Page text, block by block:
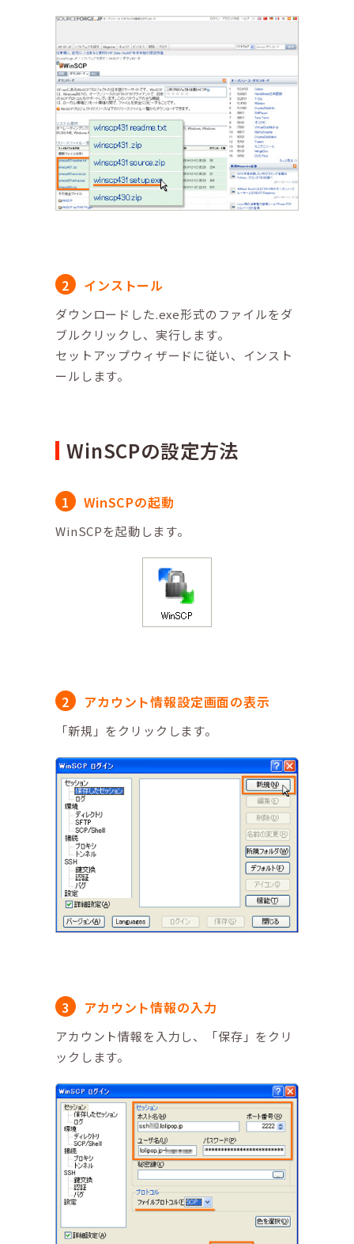
インストール
ダウンロードした.exe形式のファイルをダ
ブルクリックし、実行します。
セットアップウィザードに従い、インスト
ールします。
WinSCPの設定方法
WinSCPの起動
WinSCPを起動します。
アカウント情報設定画面の表示
「新規」をクリックします。
アカウント情報の入力
アカウント情報を入力し、「保存」をクリ
ックします。